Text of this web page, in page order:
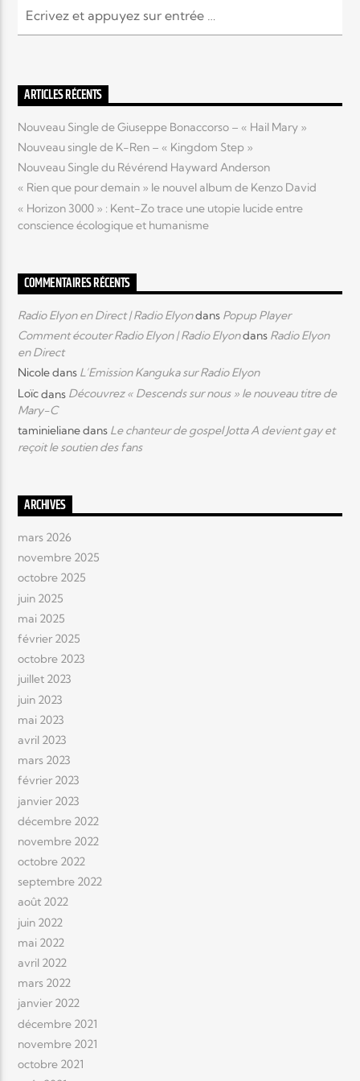
ARTICLES RÉCENTS
Nouveau Single de Giuseppe Bonaccorso – « Hail Mary »
Nouveau single de K-Ren – « Kingdom Step »
Nouveau Single du Révérend Hayward Anderson
« Rien que pour demain » le nouvel album de Kenzo David
« Horizon 3000 » : Kent-Zo trace une utopie lucide entre
conscience écologique et humanisme
COMMENTAIRES RÉCENTS
Radio Elyon en Direct | Radio Elyondans Popup Player
Comment écouter Radio Elyon | Radio Elyondans Radio Elyon
en Direct
Nicoledans L’Emission Kanguka sur Radio Elyon
Loïcdans Découvrez « Descends sur nous » le nouveau titre de
Mary-C
taminielianedans Le chanteur de gospel Jotta A devient gay et
reçoit le soutien des fans
ARCHIVES
mars 2026
novembre 2025
octobre 2025
juin 2025
mai 2025
février 2025
octobre 2023
juillet 2023
juin 2023
mai 2023
avril 2023
mars 2023
février 2023
janvier 2023
décembre 2022
novembre 2022
octobre 2022
septembre 2022
août 2022
juin 2022
mai 2022
avril 2022
mars 2022
janvier 2022
décembre 2021
novembre 2021
octobre 2021